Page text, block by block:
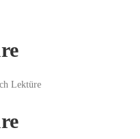
Lektüre